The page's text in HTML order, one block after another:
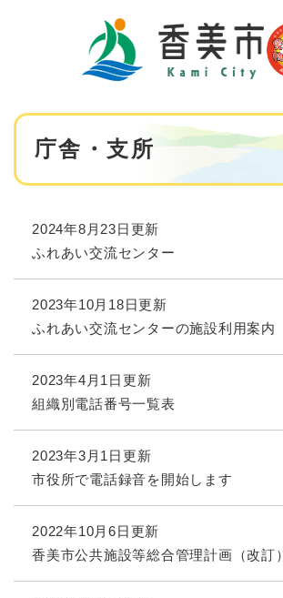
本
庁舎・支所
2024年8月23日更新
ふれあい交流センター
2023年10月18日更新
ふれあい交流センターの施設利用案内
2023年4月1日更新
組織別電話番号一覧表
2023年3月1日更新
市役所で電話録音を開始します
2022年10月6日更新
香美市公共施設等総合管理計画（改訂）